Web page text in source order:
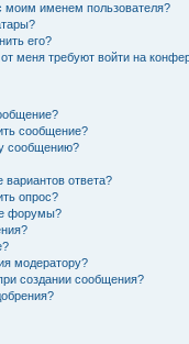
моим именем пользователя?
его?
меня требуют войти на
сообщение?
сообщению?
ответа?
опрос?
форумы?
модератору?
создании сообщения?